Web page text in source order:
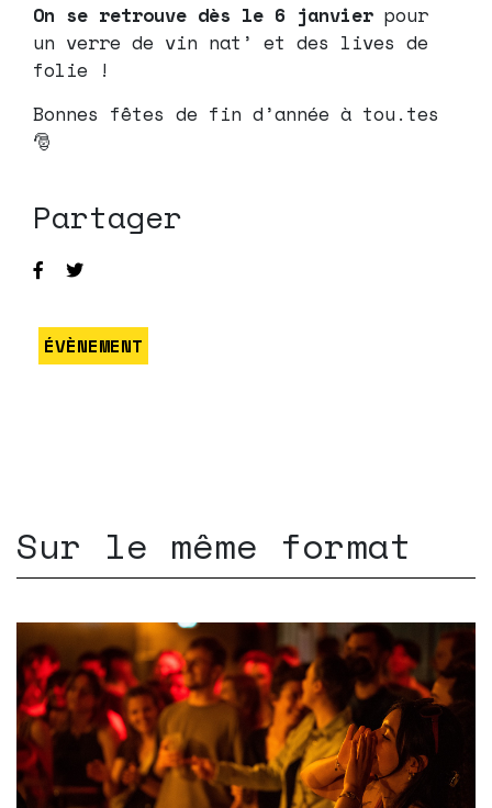
On se retrouve dès le 6 janvier pour
un verre de vin nat’ et des lives de
folie !
Bonnes fêtes de fin d’année à tou.tes
🎅
Partager
ÉVÈNEMENT
Sur le même format